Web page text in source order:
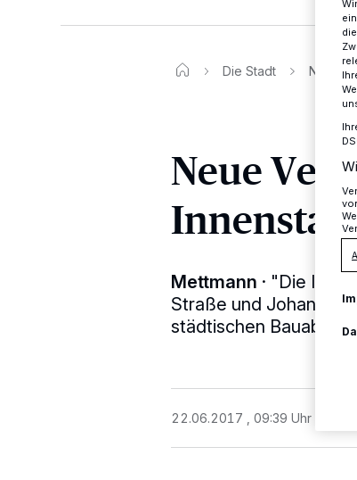
Die Stadt Neue
Neue
Mettmann · "Die
Straße und
städtischen
22.06.2017 , 09:39 Uhr